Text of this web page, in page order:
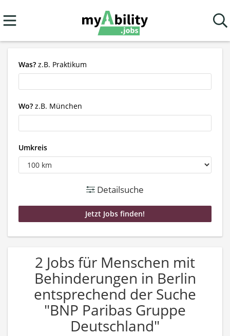
Was? z.B. Praktikum
Wo? z.B. München
Umkreis
Detailsuche
2 Jobs für Menschen mit
Behinderungen in Berlin
entsprechend der Suche
"BNP Paribas Gruppe
Deutschland"